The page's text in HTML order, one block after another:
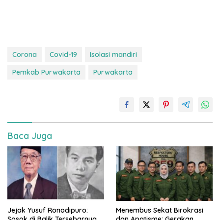
Corona Covid-19
Isolasi mandiri
Pemkab Purwakarta
Purwakarta
Baca Juga
Jejak Yusuf Ronodipuro:
Menembus Sekat Birokrasi